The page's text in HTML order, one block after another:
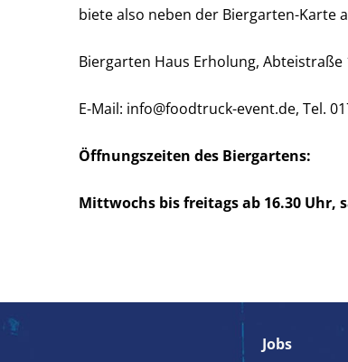
biete also neben der Biergarten-Karte
Biergarten Haus Erholung, Abteistraße
E-Mail: info@foodtruck-event.de, Tel.
Öffnungszeiten des Biergartens:
Mittwochs bis freitags ab 16.30 Uhr,
Jobs